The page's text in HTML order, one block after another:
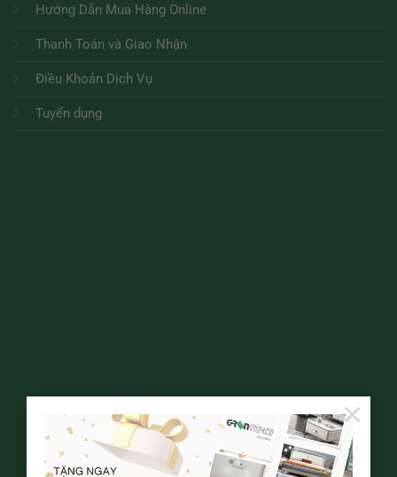
×
Hướng Dẫn Mua Hàng Online
Thanh Toán và Giao Nhận
Điều Khoản Dịch Vụ
Tuyển dụng